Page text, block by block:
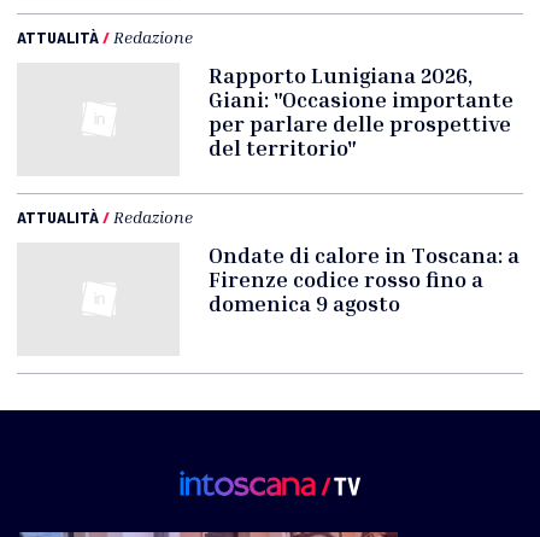
ATTUALITÀ/ Redazione
Rapporto Lunigiana 2026,
Giani: "Occasione importante
per parlare delle prospettive
del territorio"
ATTUALITÀ/ Redazione
Ondate di calore in Toscana: a
Firenze codice rosso fino a
domenica 9 agosto